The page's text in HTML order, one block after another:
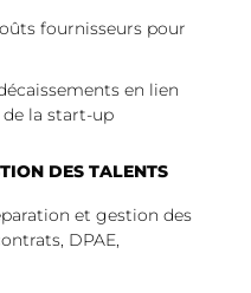
fournisseurs pour
en lien
de la start-up
DES TALENTS
et gestion des
DPAE,